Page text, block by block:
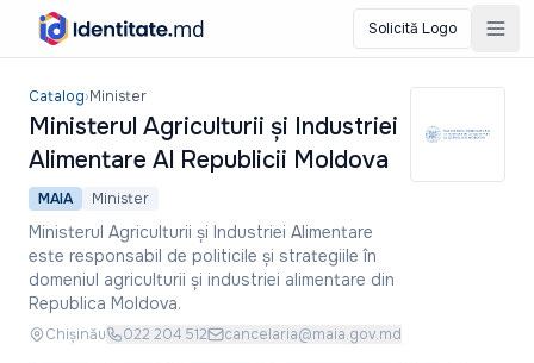
Solicită Logo
Catalog›Minister
Ministerul Agriculturii și Industriei
Alimentare Al Republicii Moldova
MAIA Minister
Ministerul Agriculturii și Industriei Alimentare
este responsabil de politicile și strategiile în
domeniul agriculturii și industriei alimentare din
Republica Moldova.
Chișinău 022 204 512 cancelaria@maia.gov.md